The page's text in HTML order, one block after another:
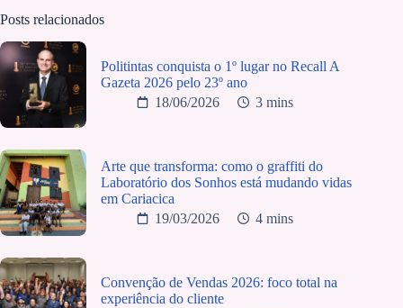
Posts relacionados
Politintas conquista o 1º lugar no Recall A
Gazeta 2026 pelo 23º ano
18/06/2026
3 mins
Arte que transforma: como o graffiti do
Laboratório dos Sonhos está mudando vidas
em Cariacica
19/03/2026
4 mins
Convenção de Vendas 2026: foco total na
experiência do cliente